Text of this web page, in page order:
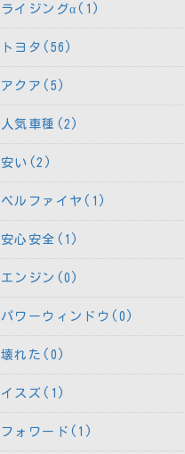
ライジングα(1)
トヨタ(56)
アクア(5)
人気車種(2)
安い(2)
ベルファイヤ(1)
安心安全(1)
エンジン(0)
パワーウィンドウ(0)
壊れた(0)
イスズ(1)
フォワード(1)